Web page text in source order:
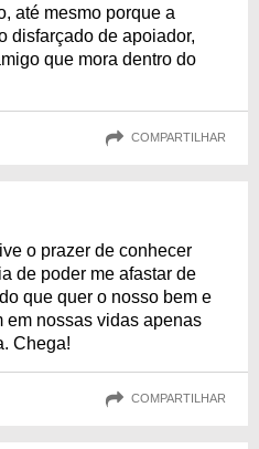
até mesmo porque a
disfarçado de apoiador,
que mora dentro do
COMPARTILHAR
o prazer de conhecer
de poder me afastar de
que quer o nosso bem e
em nossas vidas apenas
Chega!
COMPARTILHAR